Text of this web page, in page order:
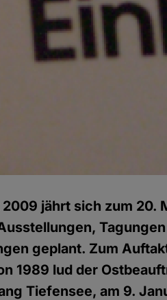
jährt sich zum 20.
geplant. Zum
1989 lud der
Tiefensee, am 9.